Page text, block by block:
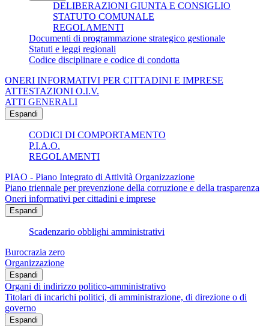
DELIBERAZIONI GIUNTA E CONSIGLIO
STATUTO COMUNALE
REGOLAMENTI
Documenti di programmazione strategico gestionale
Statuti e leggi regionali
Codice disciplinare e codice di condotta
ONERI INFORMATIVI PER CITTADINI E IMPRESE
ATTESTAZIONI O.I.V.
ATTI GENERALI
Espandi
CODICI DI COMPORTAMENTO
P.I.A.O.
REGOLAMENTI
PIAO - Piano Integrato di Attività Organizzazione
Piano triennale per prevenzione della corruzione e della trasparenza
Oneri informativi per cittadini e imprese
Espandi
Scadenzario obblighi amministrativi
Burocrazia zero
Organizzazione
Espandi
Organi di indirizzo politico-amministrativo
Titolari di incarichi politici, di amministrazione, di direzione o di
governo
Espandi